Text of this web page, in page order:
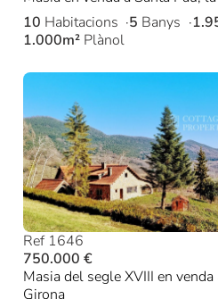
10 Habitacions 5 Banys
1.000m² Plànol
Ref 1646
750.000 €
Masia del segle XVIII en
Girona